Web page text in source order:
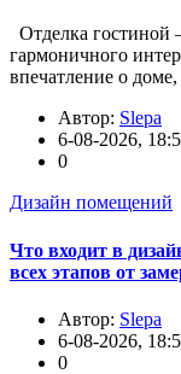
Отделка гостиной
гармоничного
впечатление о
Автор: Slepa
6-08-2026,
0
Дизайн помещений
Что входит в
всех этапов от
Автор: Slepa
6-08-2026,
0